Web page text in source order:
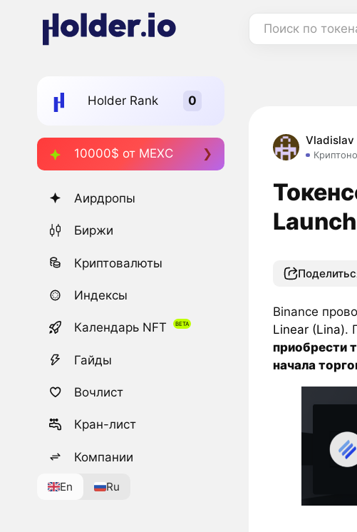
Поиск по
Holder Rank
10000$ от MEXC
Аирдропы
Биржи
Криптовалюты
Индексы
Календарь NFT
Гайды
Вочлист
Кран-лист
Компании
En Ru
Vladislav
Binance
Linear (Lina).
приобрести
начала